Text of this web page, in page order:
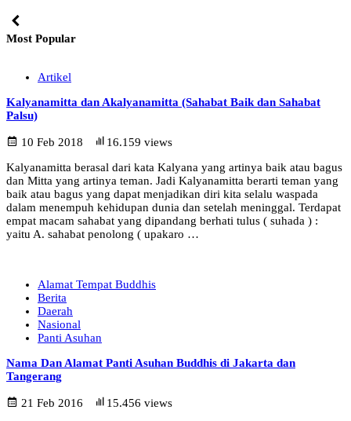
Most Popular
Artikel
Kalyanamitta dan Akalyanamitta (Sahabat Baik dan Sahabat
Palsu)
10 Feb 2018
16.159 views
Kalyanamitta berasal dari kata Kalyana yang artinya baik atau bagus
dan Mitta yang artinya teman. Jadi Kalyanamitta berarti teman yang
baik atau bagus yang dapat menjadikan diri kita selalu waspada
dalam menempuh kehidupan dunia dan setelah meninggal. Terdapat
empat macam sahabat yang dipandang berhati tulus ( suhada ) :
yaitu A. sahabat penolong ( upakaro …
Alamat Tempat Buddhis
Berita
Daerah
Nasional
Panti Asuhan
Nama Dan Alamat Panti Asuhan Buddhis di Jakarta dan
Tangerang
21 Feb 2016
15.456 views